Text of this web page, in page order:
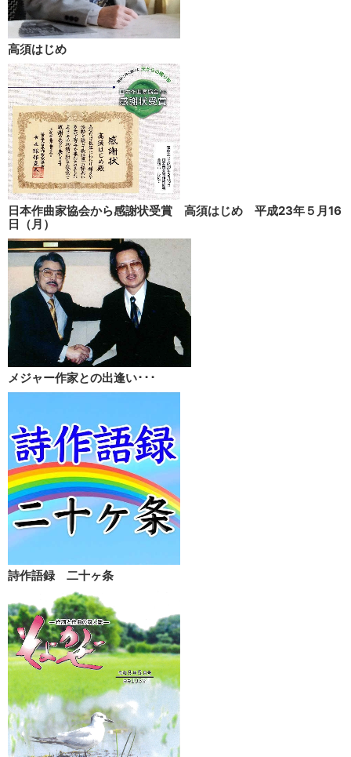
高須はじめ
日本作曲家協会から感謝状受賞 高須はじめ 平成23年５月16
日（月）
メジャー作家との出逢い･･･
詩作語録 二十ヶ条